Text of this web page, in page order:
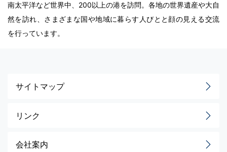
南太平洋など世界中、200以上の港を訪問。各地の世界遺産や大自
然を訪れ、さまざまな国や地域に暮らす人びとと顔の見える交流
を行っています。
サイトマップ
リンク
会社案内